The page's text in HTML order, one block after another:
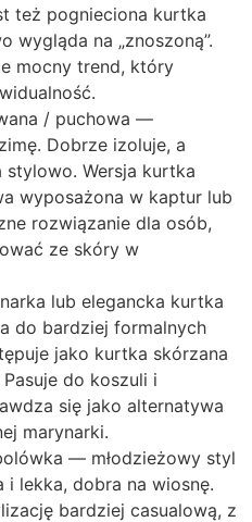
też pognieciona kurtka
wygląda na „znoszoną”.
mocny trend, który
/ puchowa —
Dobrze izoluje, a
stylowo. Wersja kurtka
wyposażona w kaptur lub
rozwiązanie dla osób,
ze skóry w
lub elegancka kurtka
do bardziej formalnych
jako kurtka skórzana
do koszuli i
się jako alternatywa
marynarki.
— młodzieżowy styl
i lekka, dobra na wiosnę.
bardziej casualową, z